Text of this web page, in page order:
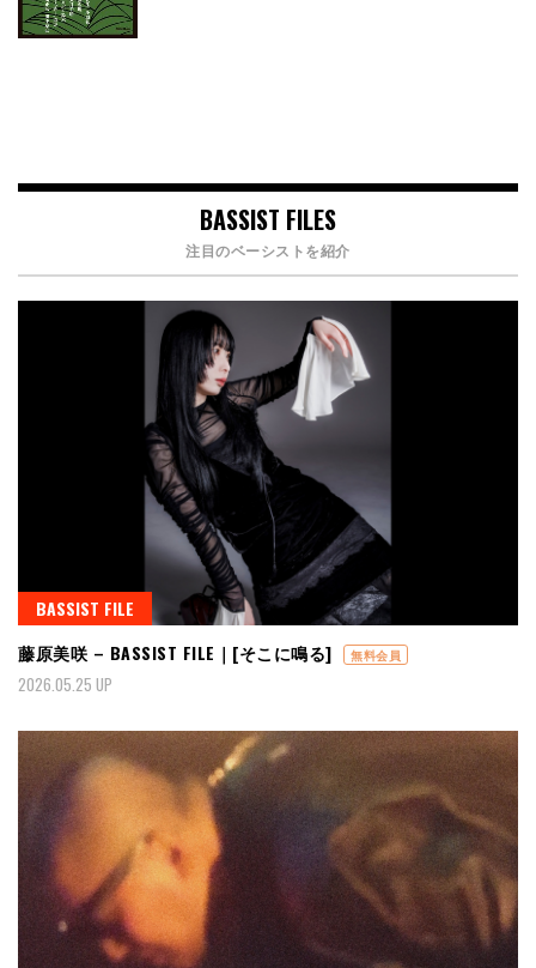
BASSIST FILES
注目のベーシストを紹介
BASSIST FILE
藤原美咲 – BASSIST FILE｜[そこに鳴る]
無料会員
2026.05.25 UP